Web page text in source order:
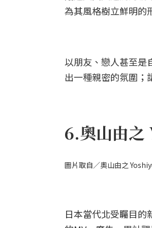
為其風格樹立鮮明的
以朋友、戀人甚至是
出一種親密的氛圍；
6.奧山由
圖片取自／奧山由之
日本當代北受矚目